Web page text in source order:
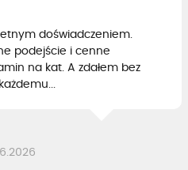
doświadczeniem.
podejście i cenne
na kat. A zdałem bez